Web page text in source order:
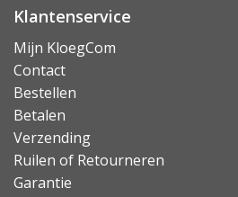
Klantenservice
Mijn KloegCom
Contact
Bestellen
Betalen
Verzending
Ruilen of Retourneren
Garantie